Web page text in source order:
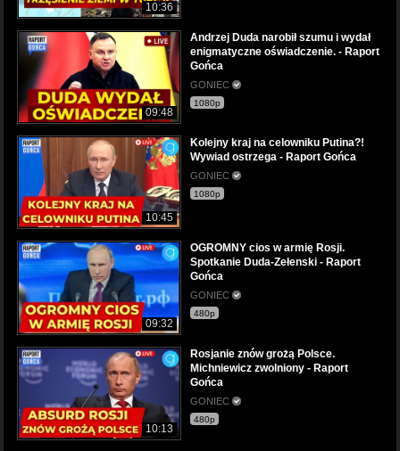
10:36
09:48
Andrzej Duda narobił szumu i wydał
enigmatyczne oświadczenie. - Raport
Gońca
GONIEC
1080p
10:45
Kolejny kraj na celowniku Putina?!
Wywiad ostrzega - Raport Gońca
GONIEC
1080p
09:32
OGROMNY cios w armię Rosji.
Spotkanie Duda-Zełenski - Raport
Gońca
GONIEC
480p
10:13
Rosjanie znów grożą Polsce.
Michniewicz zwolniony - Raport
Gońca
GONIEC
480p